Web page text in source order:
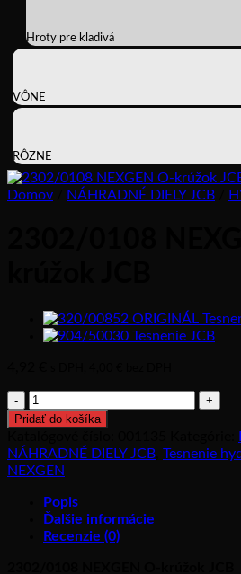
Hroty pre kladivá
VÔNE
RÔZNE
Domov NÁHRADNÉ DIELY JCB
množstvo
2302/0108
NEXGEN
O-
krúžok
Pridať do košíka
NÁHRADNÉ DIELY JCB Tesnenie
NEXGEN
Popis
Ďalšie informácie
Recenzie (0)